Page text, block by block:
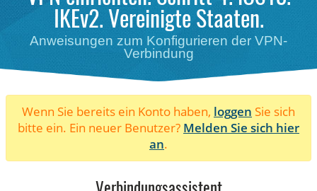
IKEv2. Vereinigte Staaten.
Anweisungen zum Konfigurieren der VPN-
Verbindung
Wenn Sie bereits ein Konto haben, loggen Sie sich
bitte ein. Ein neuer Benutzer? Melden Sie sich hier
an.